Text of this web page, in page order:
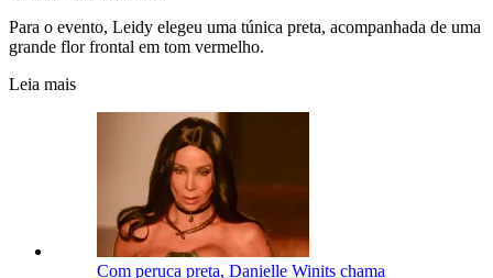
Para o evento, Leidy elegeu uma túnica preta, acompanhada de uma
grande flor frontal em tom vermelho.
Leia mais
Com peruca preta, Danielle Winits chama